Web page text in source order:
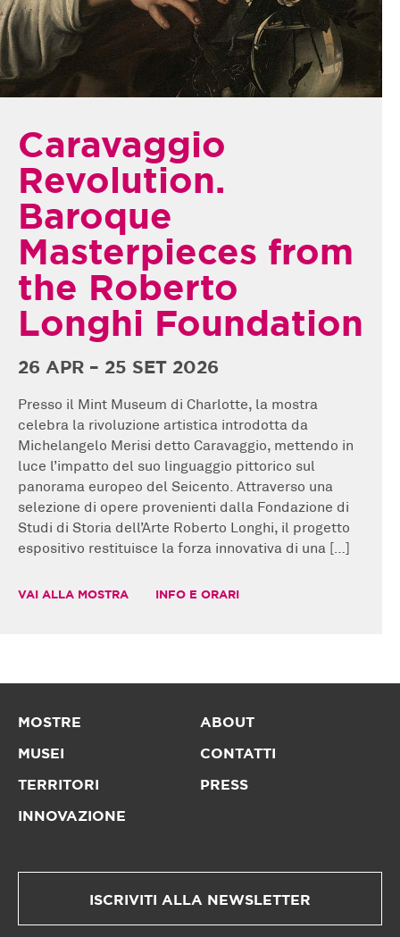
Caravaggio
Revolution.
Baroque
Masterpieces from
the Roberto
Longhi Foundation
26 APR – 25 SET 2026
Presso il Mint Museum di Charlotte, la mostra
celebra la rivoluzione artistica introdotta da
Michelangelo Merisi detto Caravaggio, mettendo in
luce l’impatto del suo linguaggio pittorico sul
panorama europeo del Seicento. Attraverso una
selezione di opere provenienti dalla Fondazione di
Studi di Storia dell’Arte Roberto Longhi, il progetto
espositivo restituisce la forza innovativa di una […]
VAI ALLA MOSTRA INFO E ORARI
MOSTRE
MUSEI
TERRITORI
INNOVAZIONE
ABOUT
CONTATTI
PRESS
ISCRIVITI ALLA NEWSLETTER